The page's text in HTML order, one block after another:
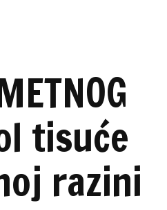
tisuće
razini